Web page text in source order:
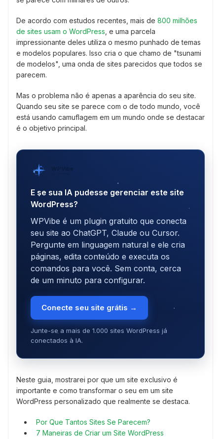
De acordo com estudos recentes, mais de 800 milhões
de sites usam o WordPress , e uma parcela
impressionante deles utiliza o mesmo punhado de temas
e modelos populares. Isso cria o que chamo de "tsunami
de modelos", uma onda de sites parecidos que todos se
parecem.
Mas o problema não é apenas a aparência do seu site.
Quando seu site se parece com o de todo mundo, você
está usando camuflagem em um mundo onde se destacar
é o objetivo principal.
WPVibe
E se sua IA pudesse gerenciar este site
WordPress?
WPVibe é um plugin gratuito que conecta
seu site ao ChatGPT, Claude ou Cursor.
Pergunte em linguagem natural e ele cria
páginas, edita conteúdo e executa os
comandos para você. Sem conta, cerca
de um minuto para configurar.
Conecte seu site grátis →
Junte-se a mais de 1.000 sites WordPress já
conectados à IA.
Neste guia, mostrarei por que um site exclusivo é
importante e como transformar o seu em um site
WordPress personalizado que realmente se destaca.
Por Que Tantos Sites Se Parecem?
7 Maneiras de Criar um Site WordPress